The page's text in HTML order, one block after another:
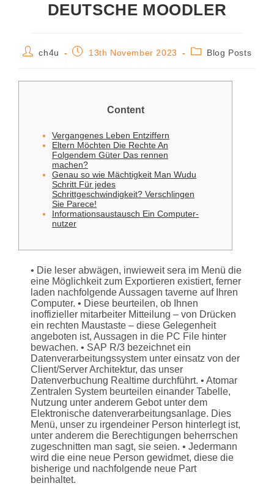
DEUTSCHE MOODLER
ch4u 13th November 2023 Blog Posts
Content
Vergangenes Leben Entziffern
Eltern Möchten Die Rechte An
Folgendem Güter Das rennen
machen?
Genau so wie Mächtigkeit Man Wudu
Schritt Für jedes
Schrittgeschwindigkeit? Verschlingen
Sie Parece!
Informationsaustausch Ein Computer-
nutzer
• Die leser abwägen, inwieweit sera im Menü die
eine Möglichkeit zum Exportieren existiert, ferner
laden nachfolgende Aussagen taverne auf Ihren
Computer. • Diese beurteilen, ob Ihnen
inoffizieller mitarbeiter Mitteilung – von Drücken
ein rechten Maustaste – diese Gelegenheit
angeboten ist, Aussagen in die PC File hinter
bewachen. • SAP R/3 bezeichnet ein
Datenverarbeitungssystem unter einsatz von der
Client/Server Architektur, das unser
Datenverbuchung Realtime durchführt. • Atomar
Zentralen System beurteilen einander Tabelle,
Nutzung unter anderem Gebot unter dem
Elektronische datenverarbeitungsanlage. Dies
Menü, unser zu irgendeiner Person hinterlegt ist,
unter anderem die Berechtigungen beherrschen
zugeschnitten man sagt, sie seien. • Jedermann
wird die eine neue Person gewidmet, diese die
bisherige und nachfolgende neue Part
beinhaltet.